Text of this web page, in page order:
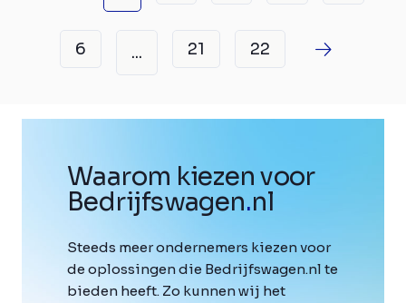
6 ... 21 22
Waarom kiezen voor
Bedrijfswagen.nl
Steeds meer ondernemers kiezen voor
de oplossingen die Bedrijfswagen.nl te
bieden heeft. Zo kunnen wij het